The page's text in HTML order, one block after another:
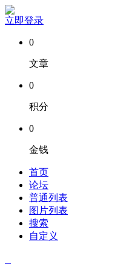
立即登录
0
文章
0
积分
0
金钱
首页
论坛
普通列表
图片列表
搜索
自定义